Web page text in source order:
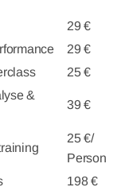
29 €
29 €
25 €
&
39 €
25 €/
Person
198 €